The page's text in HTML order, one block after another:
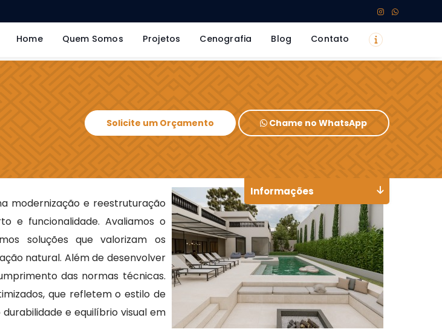
Home Quem Somos Projetos Cenografia Blog Contato
Solicite um Orçamento Chame no WhatsApp
modernização e reestruturação
e funcionalidade. Avaliamos o
soluções que valorizam os
natural. Além de desenvolver
das normas técnicas.
que refletem o estilo de
e equilíbrio visual em
Informações